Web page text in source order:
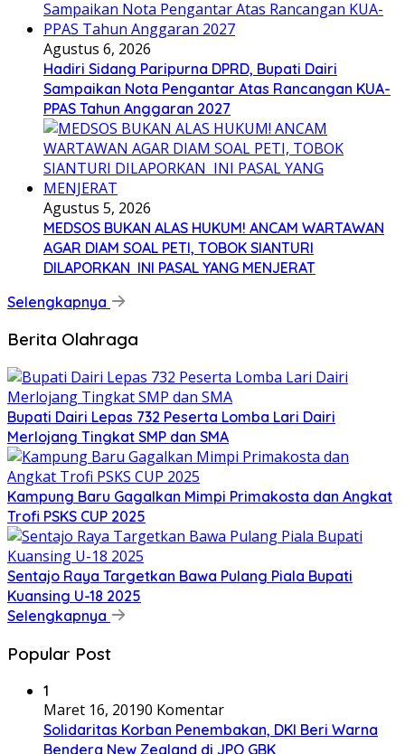
Agustus 6, 2026
Hadiri Sidang Paripurna DPRD, Bupati Dairi
Sampaikan Nota Pengantar Atas Rancangan KUA-
PPAS Tahun Anggaran 2027
Agustus 5, 2026
MEDSOS BUKAN ALAS HUKUM! ANCAM WARTAWAN
AGAR DIAM SOAL PETI, TOBOK SIANTURI
DILAPORKAN INI PASAL YANG MENJERAT
Selengkapnya
Berita Olahraga
Bupati Dairi Lepas 732 Peserta Lomba Lari Dairi
Merlojang Tingkat SMP dan SMA
Kampung Baru Gagalkan Mimpi Primakosta dan Angkat
Trofi PSKS CUP 2025
Sentajo Raya Targetkan Bawa Pulang Piala Bupati
Kuansing U-18 2025
Selengkapnya
Popular Post
1
Maret 16, 20190 Komentar
Solidaritas Korban Penembakan, DKI Beri Warna
Bendera New Zealand di JPO GBK